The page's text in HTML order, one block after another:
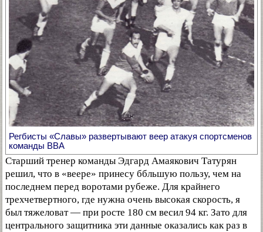
Регбисты «Славы» развертывают веер атакуя спортсменов
команды ВВА
Старший тренер команды Эдгард Амаякович Татурян
решил, что в «веере» принесу ббльшую пользу, чем на
последнем перед воротами рубеже. Для крайнего
трехчетвертного, где нужна очень высокая скорость, я
был тяжеловат — при росте 180 см весил 94 кг. Зато для
центрального защитника эти данные оказались как раз в